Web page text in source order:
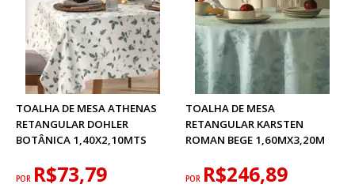
TOALHA DE MESA ATHENAS
RETANGULAR DOHLER
BOTÂNICA 1,40X2,10MTS
POR R$73,79
TOALHA DE MESA
RETANGULAR KARSTEN
ROMAN BEGE 1,60MX3,20M
POR R$246,89